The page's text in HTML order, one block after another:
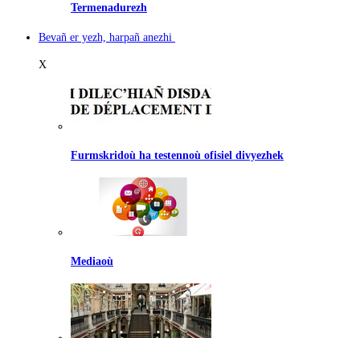
Termenadurezh
Bevañ er yezh, harpañ anezhi
X
Furmskridoù ha testennoù ofisiel divyezhek
Mediaoù